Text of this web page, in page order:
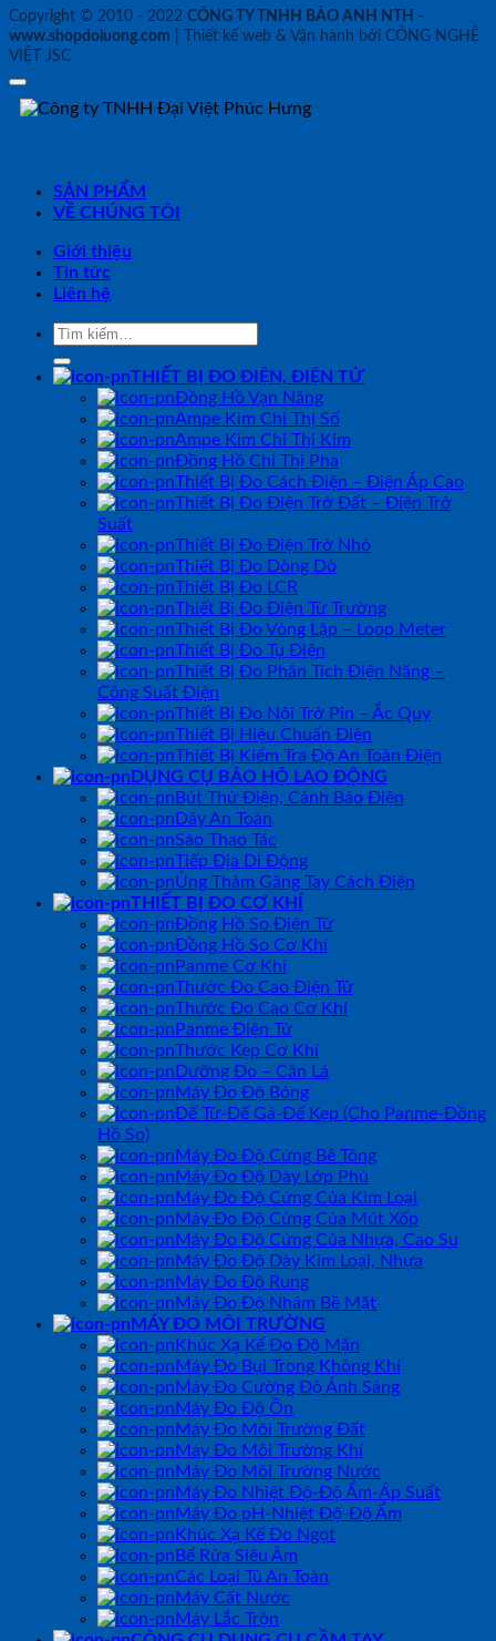
Copyright © 2010 - 2022 CÔNG TY TNHH BẢO ANH NTH -
www.shopdoluong.com | Thiết kế web & Vận hành bởi CÔNG NGHỆ
VIỆT JSC
SẢN PHẨM
VỀ CHÚNG TÔI
Giới thiệu
Tin tức
Liên hệ
Tìm
THIẾT BỊ ĐO ĐIỆN, ĐIỆN TỬ
Đồng Hồ Vạn Năng
Ampe Kìm Chỉ Thị Số
Ampe Kìm Chỉ Thị Kim
Đồng Hồ Chỉ Thị Pha
Thiết Bị Đo Cách Điện – Điện Áp Cao
Thiết Bị Đo Điện Trở Đất – Điện Trở
Suất
Thiết Bị Đo Điện Trở Nhỏ
Thiết Bị Đo Dòng Dò
Thiết Bị Đo LCR
Thiết Bị Đo Điện Từ Trường
Thiết Bị Đo Vòng Lặp – Loop Meter
Thiết Bị Đo Tụ Điện
Thiết Bị Đo Phân Tích Điện Năng –
Công Suất Điện
Thiết Bị Đo Nội Trở Pin – Ắc Quy
Thiết Bị Hiệu Chuẩn Điện
Thiết Bị Kiểm Tra Độ An Toàn Điện
DỤNG CỤ BẢO HỘ LAO ĐỘNG
Bút Thử Điện, Cảnh Báo Điện
Dây An Toàn
Sào Thao Tác
Tiếp Địa Di Động
Ủng Thảm Găng Tay Cách Điện
THIẾT BỊ ĐO CƠ KHÍ
Đồng Hồ So Điện Tử
Đồng Hồ So Cơ Khí
Panme Cơ Khí
Thước Đo Cao Điện Tử
Thước Đo Cao Cơ Khí
Panme Điện Tử
Thước Kẹp Cơ Khí
Dưỡng Đo – Căn Lá
Máy Đo Độ Bóng
Đế Từ-Đế Gá-Đế Kẹp (Cho Panme-Đồng
Hồ So)
Máy Đo Độ Cứng Bê Tông
Máy Đo Độ Dày Lớp Phủ
Máy Đo Độ Cứng Của Kim Loại
Máy Đo Độ Cứng Của Mút Xốp
Máy Đo Độ Cứng Của Nhựa, Cao Su
Máy Đo Độ Dày Kim Loại, Nhựa
Máy Đo Độ Rung
Máy Đo Độ Nhám Bề Mặt
MÁY ĐO MÔI TRƯỜNG
Khúc Xạ Kế Đo Độ Mặn
Máy Đo Bụi Trong Không Khí
Máy Đo Cường Độ Ánh Sáng
Máy Đo Độ Ồn
Máy Đo Môi Trường Đất
Máy Đo Môi Trường Khí
Máy Đo Môi Trường Nước
Máy Đo Nhiệt Độ-Độ Ẩm-Áp Suất
Máy Đo pH-Nhiệt Độ-Độ Ẩm
Khúc Xạ Kế Đo Ngọt
Bể Rửa Siêu Âm
Các Loại Tủ An Toàn
Máy Cất Nước
Máy Lắc Trộn